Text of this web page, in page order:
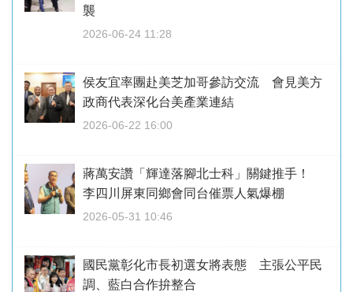
襲
2026-06-24 11:28
侯友宜率團赴美芝加哥參訪交流 會見美方
政商代表深化台美產業連結
2026-06-22 16:00
蔣萬安讚「輝達落腳北士科」關鍵推手！
李四川屏東同鄉會同台催票人氣爆棚
2026-05-31 10:46
國民黨彰化市長初選女將表態 主張公平民
調、藍白合作拚整合